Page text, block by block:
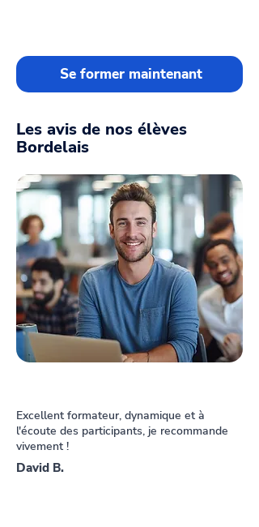
Se former maintenant
Les avis de nos élèves
Bordelais
Excellent formateur, dynamique et à
l'écoute des participants, je recommande
vivement !
David B.